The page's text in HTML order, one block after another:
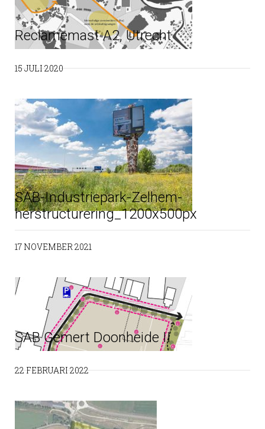
Reclamemast A2, Utrecht
15 JULI 2020
SAB-Industriepark-Zelhem-
herstructurering_1200x500px
17 NOVEMBER 2021
SAB Gemert Doonheide II
22 FEBRUARI 2022